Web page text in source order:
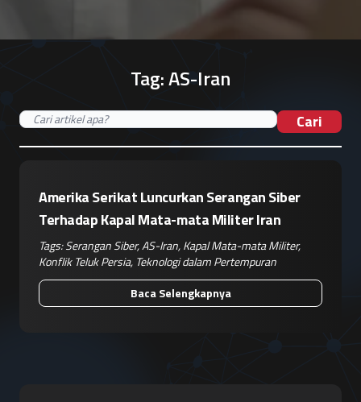
Tag:AS-Iran
Cari
Amerika Serikat Luncurkan Serangan Siber
Terhadap Kapal Mata-mata Militer Iran
Tags:Serangan Siber,AS-Iran,Kapal Mata-mata Militer,
Konflik Teluk Persia, Teknologi dalam Pertempuran
Baca Selengkapnya